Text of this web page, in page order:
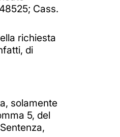
Cass.
richiesta
di
solamente
5, del